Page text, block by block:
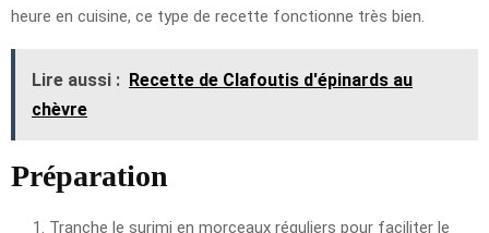
heure en cuisine, ce type de recette fonctionne très bien.
Lire aussi : Recette de Clafoutis d'épinards au
chèvre
Préparation
Tranche le surimi en morceaux réguliers pour faciliter le